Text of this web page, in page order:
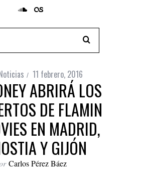
11 febrero, 2016
ABRIRÁ LOS
DE FLAMIN
EN MADRID,
Y GIJÓN
Carlos Pérez Báez